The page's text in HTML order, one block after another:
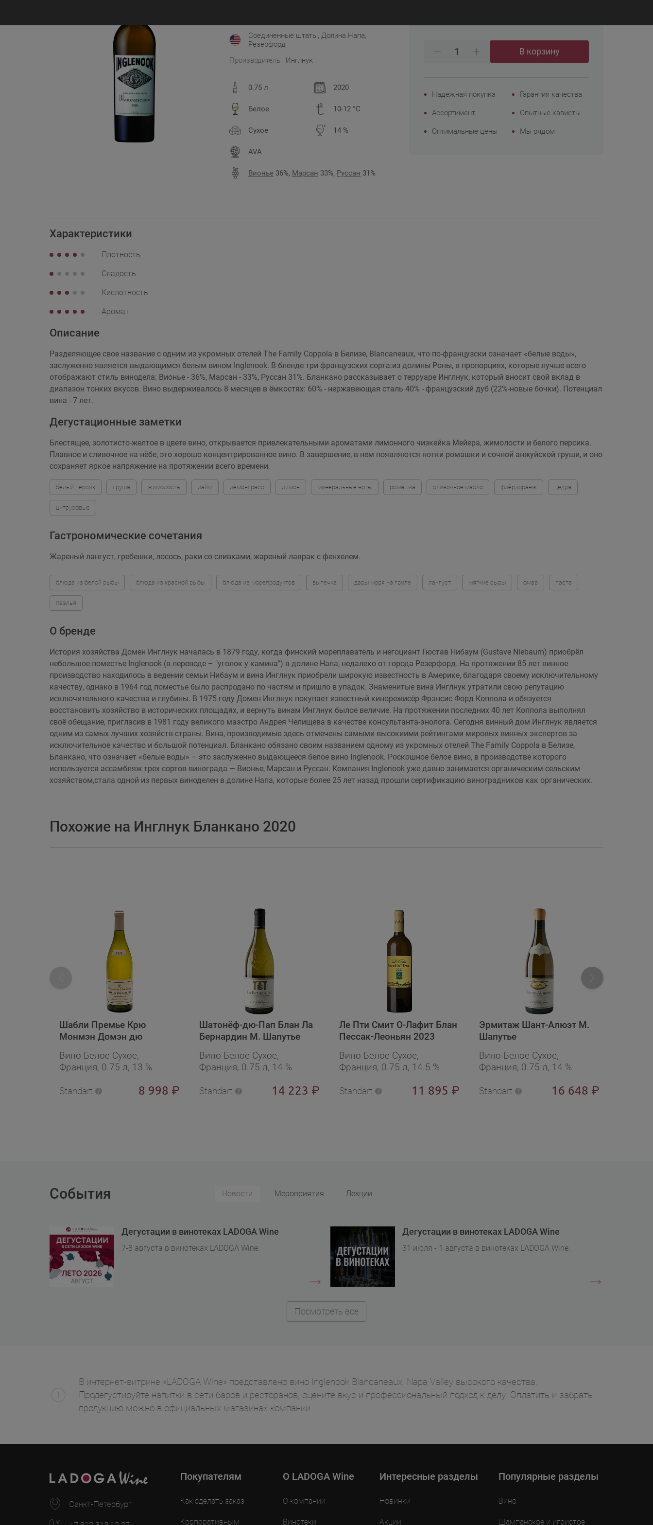
Соединенные штаты, Долина Напа,
Резерфорд
Производитель : Инглнук
0.75 л 2020
Белое 10-12 °C
Сухое 14 %
AVA
Вионье 36%, Марсан 33%, Руссан 31%
В корзину
Надежная покупка Гарантия качества
Ассортимент Опытные кависты
Оптимальные цены Мы рядом
Характеристики
Плотность
Сладость
Кислотность
Аромат
Описание
Разделяющее свое название с одним из укромных отелей The Family Coppola в Белизе, Blancaneaux, что по-французски означает «белые воды»,
заслуженно является выдающимся белым вином Inglenook. В бленде три французских сорта:из долины Роны, в пропорциях, которые лучше всего
отображают стиль винодела: Вионье - 36%, Марсан - 33%, Руссан 31%. Бланкано рассказывает о терруаре Инглнук, который вносит свой вклад в
диапазон тонких вкусов. Вино выдерживалось 8 месяцев в ёмкостях: 60% - нержавеющая сталь 40% - французский дуб (22%-новые бочки). Потенциал
вина - 7 лет.
Дегустационные заметки
Блестящее, золотисто-желтое в цвете вино, открывается привлекательными ароматами лимонного чизкейка Мейера, жимолости и белого персика.
Плавное и сливочное на нёбе, это хорошо концентрированное вино. В завершение, в нем появляются нотки ромашки и сочной анжуйской груши, и оно
сохраняет яркое напряжение на протяжении всего времени.
белый персик груша жимолость лайм лемонграсс лимон минеральные ноты ромашка сливочное масло флёрдоранж цедра
цитрусовые
Гастрономические сочетания
Жареный лангуст, гребешки, лосось, раки со сливками, жареный лаврак с фенхелем.
блюда из белой рыбы блюда из красной рыбы блюда из морепродуктов выпечка дары моря на гриле лангуст мягкие сыры омар паста
паэлья
О бренде
История хозяйства Домен Инглнук началась в 1879 году, когда финский мореплаватель и негоциант Гюстав Нибаум (Gustave Niebaum) приобрёл
небольшое поместье Inglenook (в переводе – "уголок у камина") в долине Напа, недалеко от города Резерфорд. На протяжении 85 лет винное
производство находилось в ведении семьи Нибаум и вина Инглнук приобрели широкую известность в Америке, благодаря своему исключительному
качеству, однако в 1964 год поместье было распродано по частям и пришло в упадок. Знаменитые вина Инглнук утратили свою репутацию
исключительного качества и глубины. В 1975 году Домен Инглнук покупает известный кинорежисёр Фрэнсис Форд Коппола и обязуется
восстановить хозяйство в исторических площадях, и вернуть винам Инглнук былое величие. На протяжении последних 40 лет Коппола выполнял
своё обещание, пригласив в 1981 году великого маэстро Андрея Челищева в качестве консультанта-энолога. Сегодня винный дом Инглнук является
одним из самых лучших хозяйств страны. Вина, производимые здесь отмечены самыми высокиими рейтингами мировых винных экспертов за
исключительное качество и большой потенциал. Бланкано обязано своим названием одному из укромных отелей The Family Coppola в Белизе,
Бланкано, что означает «белые воды» – это заслуженно выдающееся белое вино Inglenook. Роскошное белое вино, в производстве которого
используется ассамбляж трех сортов винограда — Вионье, Марсан и Руссан. Компания Inglenook уже давно занимается органическим сельским
хозяйством,стала одной из первых виноделен в долине Напа, которые более 25 лет назад прошли сертификацию виноградников как органических.
Похожие на Инглнук Бланкано 2020
Шабли Премье Крю
Монмэн Домэн дю
Вино Белое Сухое,
Франция, 0.75 л, 13 %
Standart 8 998 ₽
Шатонёф-дю-Пап Блан Ла
Бернардин М. Шапутье
Вино Белое Сухое,
Франция, 0.75 л, 14 %
Standart 14 223 ₽
Ле Пти Смит О-Лафит Блан
Пессак-Леоньян 2023
Вино Белое Сухое,
Франция, 0.75 л, 14.5 %
Standart 11 895 ₽
Эрмитаж Шант-Алюэт М.
Шапутье
Вино Белое Сухое,
Франция, 0.75 л, 14 %
Standart 16 648 ₽
События Новости Мероприятия Лекции
Дегустации в винотеках LADOGA Wine
7-8 августа в винотеках LADOGA Wine.
Дегустации в винотеках LADOGA Wine
31 июля - 1 августа в винотеках LADOGA Wine.
Посмотреть все
В интернет-витрине «LADOGA Wine» представлено вино Inglenook Blancaneaux, Napa Valley высокого качества.
Продегустируйте напитки в сети баров и ресторанов, оцените вкус и профессиональный подход к делу. Оплатить и забрать
продукцию можно в официальных магазинах компании.
Санкт-Петербург
Покупателям
Как сделать заказ
Корпоративным
O LADOGA Wine
О компании
Винотеки
Интересные разделы
Новинки
Акции
Популярные разделы
Вино
Шампанское и игристое